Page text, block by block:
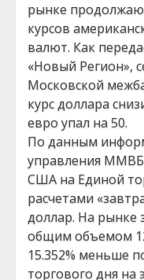
рынке
курсов
валют. Как
«Новый Регион»,
Московской
курс доллара
евро упал на 50.
По данным
управления
США на Единой
расчетами
доллар. На рынке
общим объемом
15.352% меньше
торгового дня на